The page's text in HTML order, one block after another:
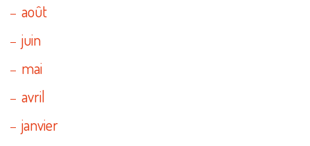
août
juin
mai
avril
janvier